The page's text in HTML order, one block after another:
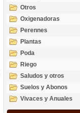
Otros
Oxigenadoras
Perennes
Plantas
Poda
Riego
Saludos y otros
temas
Suelos y Abonos
Vivaces y Anuales